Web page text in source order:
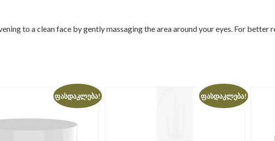
to a clean face by gently massaging the area around your eyes. For better
ფასდაკლება! ფასდაკლება!